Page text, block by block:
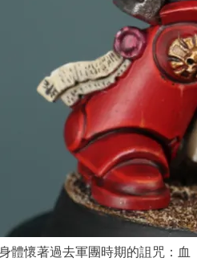
體懷著過去軍團時期的詛咒：血